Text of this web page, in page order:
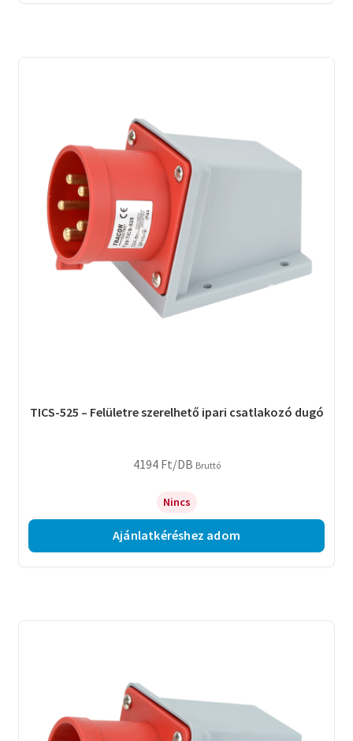
TICS-525 – Felületre szerelhető ipari csatlakozó dugó
4194 Ft/DB Bruttó
Nincs
Ajánlatkéréshez adom